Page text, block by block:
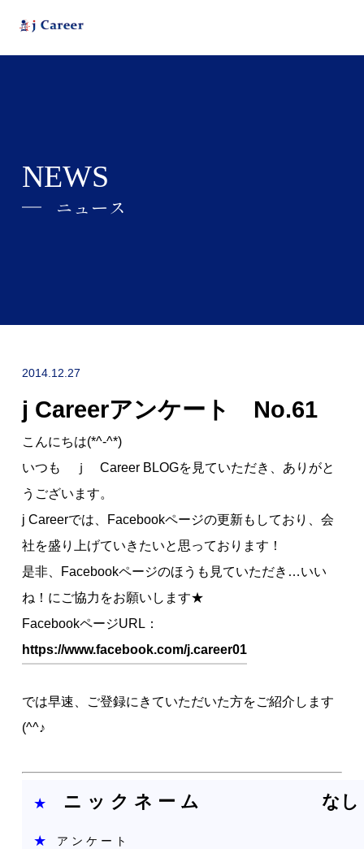
j Careerとは
採用情報
採用企業の方へ 転職希望の
© 2024 J CAREER
NEWS
ニュース
2014.12.27
j Careerアンケート No.61
こんにちは(*^-^*)
いつも ｊ Career BLOGを見ていただき、ありがと
うございます。
j Careerでは、Facebookページの更新もしており、会
社を盛り上げていきたいと思っております！
是非、Facebookページのほうも見ていただき…いい
ね！にご協力をお願いします★
FacebookページURL：
https://www.facebook.com/j.career01
では早速、ご登録にきていただいた方をご紹介します
(^^♪
★ ニ ッ ク ネ ー ム な
★ ア ン ケ ー ト